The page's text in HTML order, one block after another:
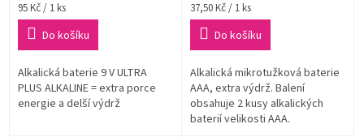
Měrná
cena:
95 Kč / 1 ks
Do košíku
Alkalická baterie 9 V ULTRA
PLUS ALKALINE = extra porce
energie a delší výdrž
Měrná
cena:
37,50 Kč / 1 ks
Do košíku
Alkalická mikrotužková baterie
AAA, extra výdrž. Balení
obsahuje 2 kusy alkalických
baterií velikosti AAA.